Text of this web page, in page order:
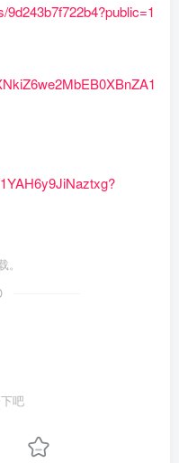
9d243b7f722b4?public=1
吧